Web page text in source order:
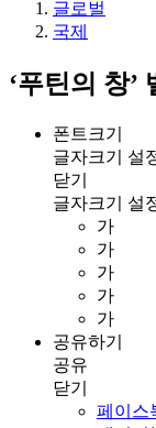
글로벌
국제
‘푸틴의 창
폰트크기
글자크기 설
닫기
글자크기 설
가
가
가
가
가
공유하기
공유
닫기
페이스